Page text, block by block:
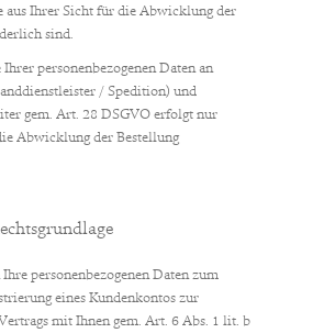
aus Ihrer Sicht für die Abwicklung der
sind.
personenbezogenen Daten an
/ Spedition) und
gem. Art. 28 DSGVO erfolgt nur
Abwicklung der Bestellung
personenbezogenen Daten zum
eines Kundenkontos zur
mit Ihnen gem. Art. 6 Abs. 1 lit. b